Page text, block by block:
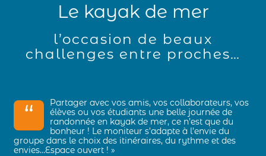
Le kayak de mer
l’occasion de beaux
challenges entre proches…
“
Partager avec vos amis, vos collaborateurs, vos
élèves ou vos étudiants une belle journée de
randonnée en kayak de mer, ce n’est que du
bonheur ! Le moniteur s’adapte à l’envie du
groupe dans le choix des itinéraires, du rythme et des
envies…Espace ouvert ! »